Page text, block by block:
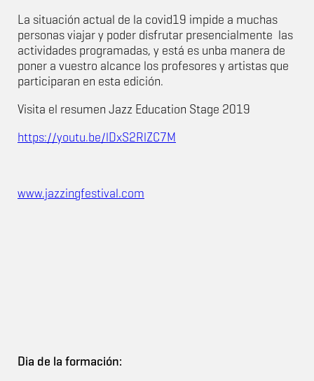
La situación actual de la covid19 impide a muchas
personas viajar y poder disfrutar presencialmente las
actividades programadas, y está es unba manera de
poner a vuestro alcance los profesores y artistas que
participaran en esta edición.
Visita el resumen Jazz Education Stage 2019
https://youtu.be/lDxS2RlZC7M
www.jazzingfestival.com
Dia de la formación: